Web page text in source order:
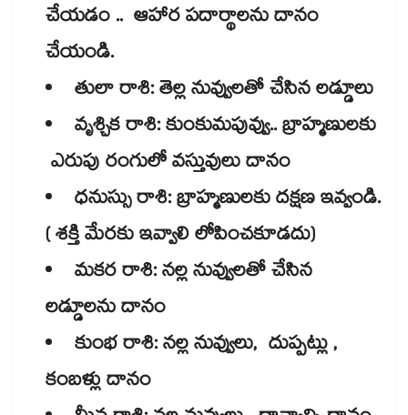
చేయడం .. ఆహార పదార్థాలను దానం
చేయండి.
తులా రాశి: తెల్ల నువ్వులతో చేసిన లడ్డూలు
వృశ్చిక రాశి: కుంకుమపువ్వు.. బ్రాహ్మణులకు
ఎరుపు రంగులో వస్తువులు దానం
ధనుస్సు రాశి: బ్రాహ్మణులకు దక్షణ ఇవ్వండి.
( శక్తి మేరకు ఇవ్వాలి లోపించకూడదు)
మకర రాశి: నల్ల నువ్వులతో చేసిన
లడ్డూలను దానం
కుంభ రాశి: నల్ల నువ్వులు, దుప్పట్లు ,
కంబళ్లు దానం